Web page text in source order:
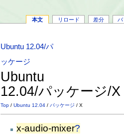
本文 リロード 差分 バ
Ubuntu 12.04/パ
ッケージ
Ubuntu
12.04/パッケージ/
Top /Ubuntu 12.04 / パッケージ / X
x-audio-mixer?